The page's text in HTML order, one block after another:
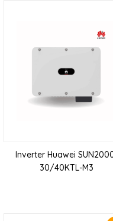
Inverter Huawei
30/40KTL-M3